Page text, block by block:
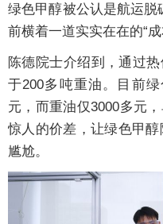
绿色甲醇被公认是航运
前横着一道实实在在的“成
陈德院士介绍到，通过
于200多吨重油。目前
元，而重油仅3000多元
惊人的价差，让绿色甲醇
尴尬。